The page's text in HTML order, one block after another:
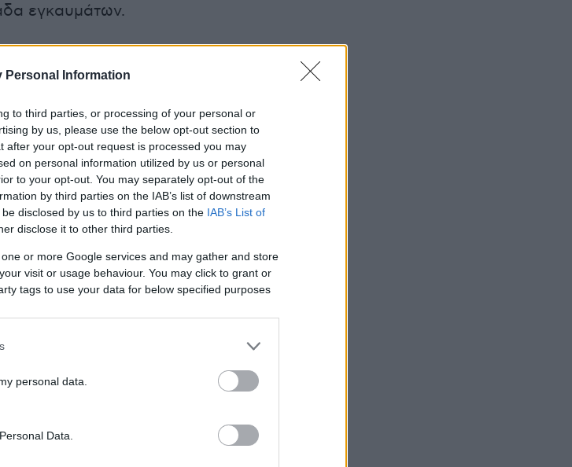
Personal Information
to third parties, or processing of your personal or
by us, please use the below opt-out section to
after your opt-out request is processed you may
on personal information utilized by us or personal
to your opt-out. You may separately opt-out of the
by third parties on the IAB’s list of downstream
disclosed by us to third parties on the IAB’s List of
disclose it to other third parties.
or more Google services and may gather and store
visit or usage behaviour. You may click to grant or
tags to use your data for below specified purposes
personal data.
Data.
εγκαυμάτων.